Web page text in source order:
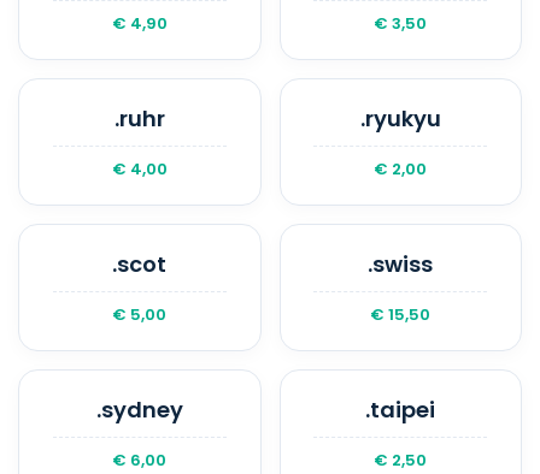
€ 4,90 € 3,50
.ruhr
€ 4,00
.ryukyu
€ 2,00
.scot
€ 5,00
.swiss
€ 15,50
.sydney
€ 6,00
.taipei
€ 2,50